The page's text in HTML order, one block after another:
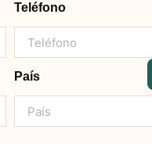
Teléfono
País